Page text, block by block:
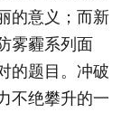
的意义；而新
雾霾系列面
的题目。冲破
不绝攀升的一